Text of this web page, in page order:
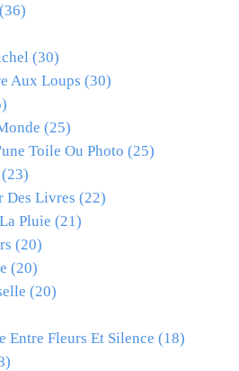
(36)
(30)
Aux Loups (30)
(25)
Toile Ou Photo (25)
(23)
Des Livres (22)
Pluie (21)
(20)
(20)
(20)
Entre Fleurs Et Silence (18)